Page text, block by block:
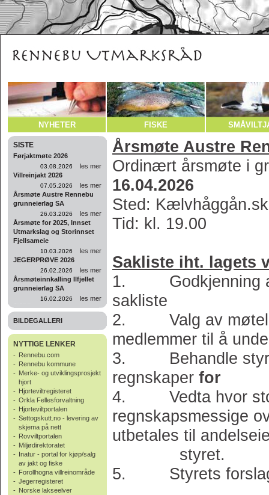
NYHETER FISKE
SISTE
Førjaktmøte 2026
03.08.2026
les mer
Villreinjakt 2026
07.05.2026
les mer
Årsmøte Austre Rennebu
grunneierlag SA
26.03.2026
les mer
Årsmøte for 2025, Innset
Utmarkslag og Storinnset
Fjellsameie
10.03.2026
les mer
JEGERPRØVE 2026
26.02.2026
les mer
Årsmøteinnkalling Ilfjellet
grunneierlag SA
16.02.2026 les mer
BILDEGALLERI
NYTTIGE LENKER
- Rennebu.com
- Rennebu kommune
- Merke- og utviklingsprosjekt
hjort
- Hjorteviltregisteret
- Orkla Fellesforvaltning
- Hjorteviltportalen
- Settogskutt.no - levering av
skjema på nett
- Rovviltportalen
- Miljødirektoratet
- Inatur - portal for kjøp/salg
av jakt og fiske
- Forollhogna villreinområde
- Jegerregisteret
- Norske lakseelver
Årsmøte Austre
Ordinært årsmøte i
16.04.2026
Sted:
Tid: kl. 19.00
Sakliste iht. lagets
1. Godkjenning av
sakliste
2. Valg av
medlemmer til å
3. Behandle
regnskaper for
4. Vedta hvor
utbetales til
styret.
5. Styrets forslag